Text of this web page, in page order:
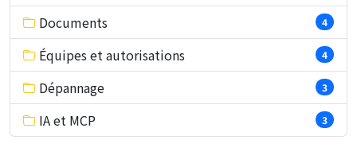
Documents 4
Équipes et autorisations 4
Dépannage 3
IA et MCP 3